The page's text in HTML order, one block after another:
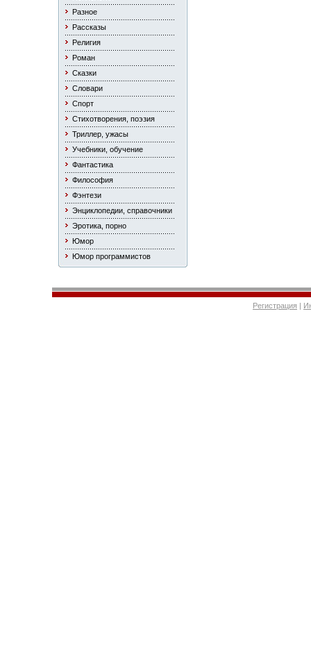
Разное
Рассказы
Религия
Роман
Сказки
Словари
Спорт
Стихотворения, поэзия
Триллер, ужасы
Учебники, обучение
Фантастика
Философия
Фэнтези
Энциклопедии, справочники
Эротика, порно
Юмор
Юмор программистов
Регистрация |